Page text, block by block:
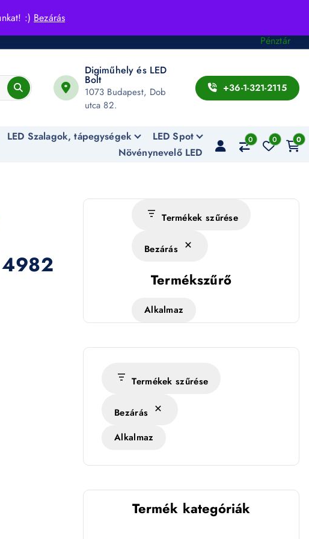
:) Bezárás
Pénztár
Digiműhely és LED
Bolt
1073 Budapest, Dob
utca 82.
+36-1-321-2115
LED Szalagok, tápegységek
LED Spot
Növénynevelő LED
0 0 0
Termékek szűrése
Bezárás
Termékszűrő
Alkalmaz
Termékek szűrése
Bezárás
Alkalmaz
Termék kategóriák